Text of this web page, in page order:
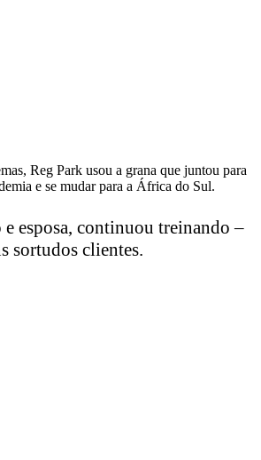
Reg Park usou a grana que juntou para
e se mudar para a África do Sul.
esposa, continuou treinando –
sortudos clientes.